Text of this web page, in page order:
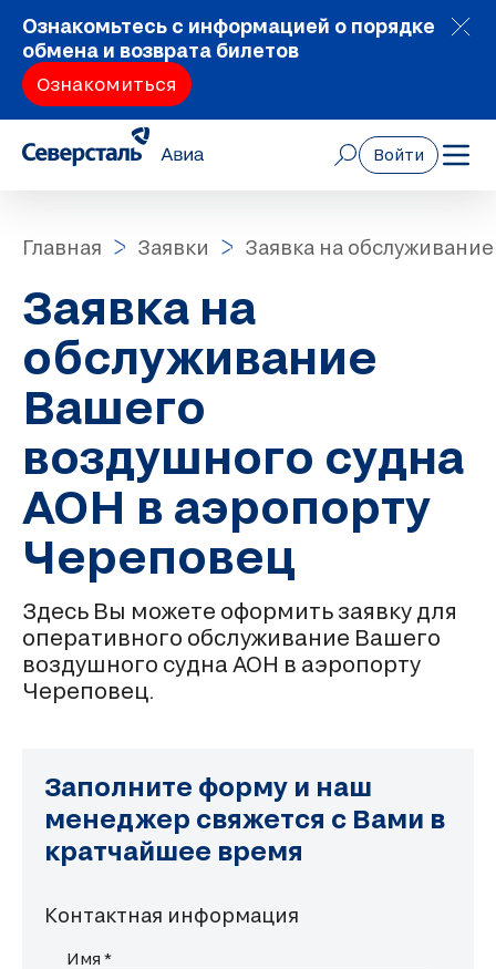
Ознакомьтесь с информацией о порядке
обмена и возврата билетов
Ознакомиться
Войти
Главная Заявки Заявка на
Заявка на
обслуживание
Вашего
воздушного судна
АОН в аэропорту
Череповец
Здесь Вы можете оформить заявку для
оперативного обслуживание Вашего
воздушного судна АОН в аэропорту
Череповец.
Заполните форму и наш
менеджер свяжется с Вами в
кратчайшее время
Контактная информация
Имя *